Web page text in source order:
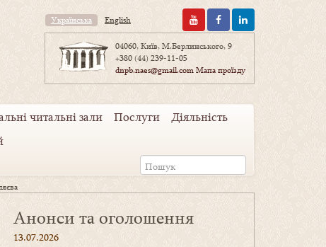
Українська English
04060, Київ, М.Берлинського, 9
+380 (44) 239-11-05
dnpb.naes@gmail.comМапа проїзду
читальні зали Послуги
Діяльність
Анонси та оголошення
13.07.2026